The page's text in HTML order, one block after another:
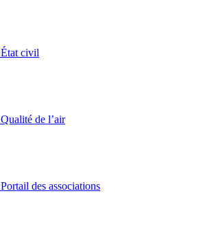
État civil
Qualité de l’air
Portail des associations